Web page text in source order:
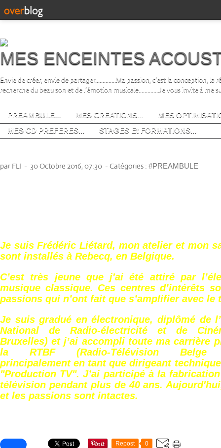
MES ENCEINTES
Envie de créer, envie de partager..............Ma passion, c’est la conception,
recherche du beau son et de l’émotion musicale..............Je vous invite à me
PREAMBULE... MES CREATIONS...
MES
MES CD PREFERES...
STAGES Et FORMATIONS...
par FLI - 30 Octobre 2016, 07:30 - Catégories : #PREAMBULE
Je suis Frédéric Liétard, mon atelier et mon
sont installés à Rebecq, en Belgique.
C’est très jeune que j'ai été attiré par
musique classique. Ces centres d’intérêts
passions qui n’ont fait que s’amplifier avec le
Je suis gradué en électronique, diplômé de
National de Radio-électricité et de
Bruxelles) et j’ai accompli toute ma carrière
la RTBF (Radio-Télévision Belge
principalement en tant que dirigeant
"Production TV". J’ai participé à la
télévision pendant plus de 40 ans.
et les passions sont intactes.
Repost 0